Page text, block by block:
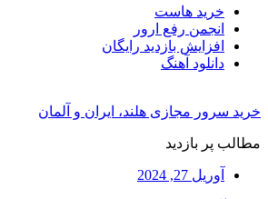
خرید هاست
انجمن رفع ارور
افزایش بازدید رایگان
دانلود آهنگ
خرید سرور مجازی هلند، ایران و آلمان
مطالب پر بازدید
آوریل 27, 2024